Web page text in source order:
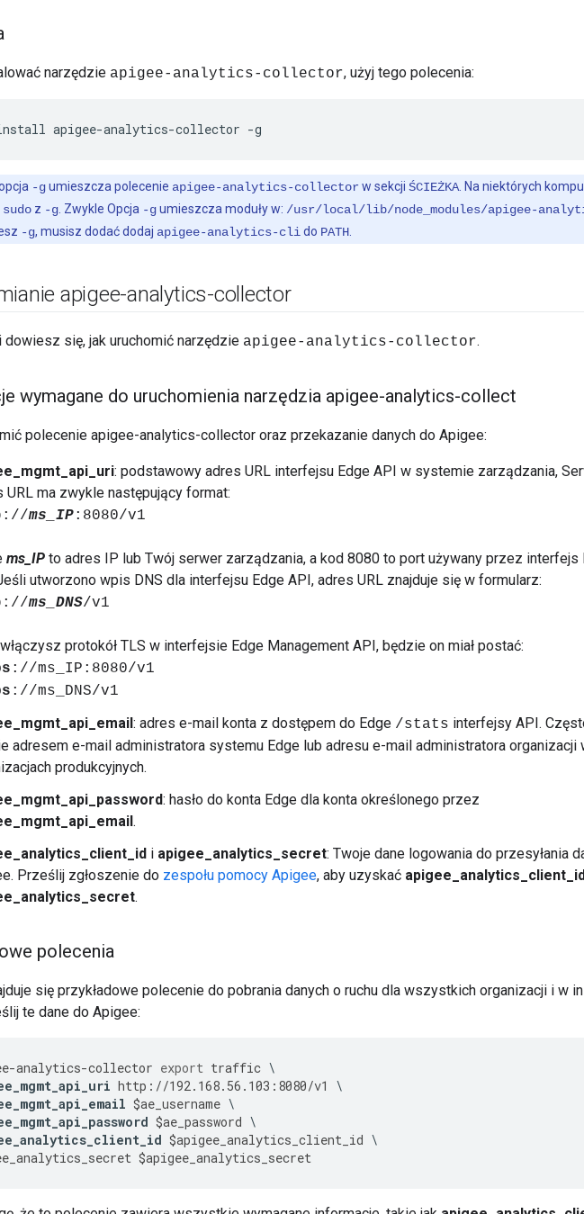
narzędzie apigee-analytics-collector, użyj tego polecenia:
install apigee-analytics-collector -g
-gumieszcza polecenie apigee-analytics-collector w sekcji ŚCIEŻKA . Na niektórych
sudo z -g . Zwykle Opcja -gumieszcza moduły w: /usr/local/lib/node_modules/apigee-
-g, musisz dodać dodaj apigee-analytics-clido PATH
apigee-analytics-collector
dowiesz się, jak uruchomić narzędzie apigee-analytics-collector.
wymagane do uruchomienia narzędzia apigee-analytics-collect
polecenie apigee-analytics-collector oraz przekazanie danych do Apigee:
: podstawowy adres URL interfejsu Edge API w systemie zarządzania,
URL ma zwykle następujący format:
ms_IP:8080/v1
ms_IP to adres IP lub Twój serwer zarządzania, a kod 8080 to port używany przez interfejs
utworzono wpis DNS dla interfejsu Edge API, adres URL znajduje się w formularz:
ms_DNS/v1
protokół TLS w interfejsie Edge Management API, będzie on miał postać:
://ms_IP:8080/v1
://ms_DNS/v1
: adres e-mail konta z dostępem do Edge /stats interfejsy API.
adresem e-mail administratora systemu Edge lub adresu e-mail administratora organizacji
produkcyjnych.
: hasło do konta Edge dla konta określonego przez
.
i apigee_analytics_secret: Twoje dane logowania do przesyłania
Prześlij zgłoszenie do zespołu pomocy Apigee, aby uzyskać
.
polecenia
się przykładowe polecenie do pobrania danych o ruchu dla wszystkich organizacji i w
te dane do Apigee:
-analytics-collector export traffic
http : //192.168. 56.103 : 8080/v1
$ae_username
$ae_password
$apigee_analytics_client_id
$apigee_analytics_secret